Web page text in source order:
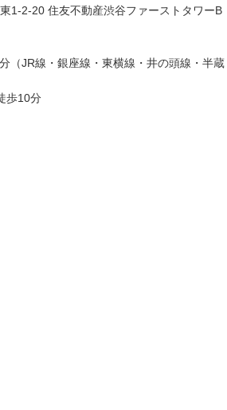
1-2-20 住友不動産渋谷ファーストタワーB
（JR線・銀座線・東横線・井の頭線・半蔵
歩10分